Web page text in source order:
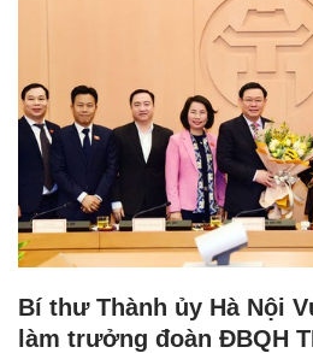
Bí thư Thành ủy Hà Nội
làm trưởng đoàn ĐBQH